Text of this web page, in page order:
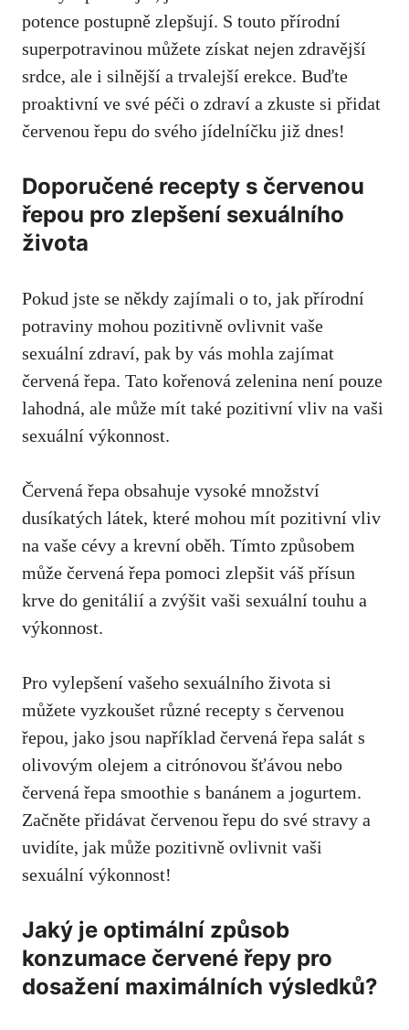
potence postupně zlepšují. S touto přírodní
superpotravinou můžete získat nejen zdravější
srdce, ale i silnější a trvalejší erekce. Buďte
proaktivní ve své péči o zdraví a zkuste si přidat
červenou řepu do svého jídelníčku již dnes!
Doporučené recepty s červenou
řepou pro zlepšení sexuálního
života
Pokud jste se někdy zajímali o to, jak přírodní
potraviny mohou pozitivně ovlivnit vaše
sexuální zdraví, pak by vás mohla zajímat
červená řepa. Tato kořenová zelenina není pouze
lahodná, ale může mít také pozitivní vliv na vaši
sexuální výkonnost.
Červená řepa obsahuje vysoké množství
dusíkatých látek, které mohou mít pozitivní vliv
na vaše cévy a krevní oběh. Tímto způsobem
může červená řepa pomoci zlepšit váš přísun
krve do genitálií a zvýšit vaši sexuální touhu a
výkonnost.
Pro vylepšení vašeho sexuálního života si
můžete vyzkoušet různé recepty s červenou
řepou, jako jsou například červená řepa salát s
olivovým olejem a citrónovou šťávou nebo
červená řepa smoothie s banánem a jogurtem.
Začněte přidávat červenou řepu do své stravy a
uvidíte, jak může pozitivně ovlivnit vaši
sexuální výkonnost!
Jaký je optimální způsob
konzumace červené řepy pro
dosažení maximálních výsledků?